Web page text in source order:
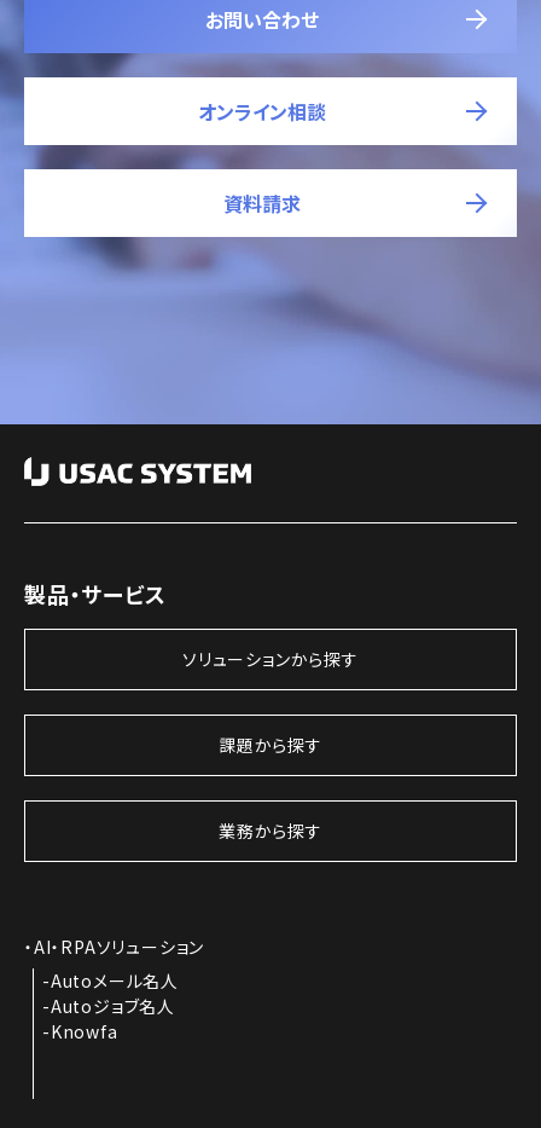
お問い合わせ
オンライン相談
資料請求
製品・サービス
ソリューションから探す
課題から探す
業務から探す
AI・RPAソリューション
Autoメール名人
Autoジョブ名人
Knowfa